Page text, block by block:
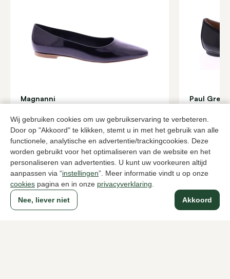
Wij gebruiken cookies om uw gebruikservaring te verbeteren.
Door op "Akkoord" te klikken, stemt u in met het gebruik van alle
functionele, analytische en advertentie/trackingcookies. Deze
worden gebruikt voor het optimaliseren van de website en het
personaliseren van advertenties. U kunt uw voorkeuren altijd
aanpassen via “instellingen”. Meer informatie vindt u op onze
cookies pagina en in onze privacyverklaring
Akkoord
Nee, liever niet
Magnanni
299,95180,00
Paul Green
149,95
Naar alle producten